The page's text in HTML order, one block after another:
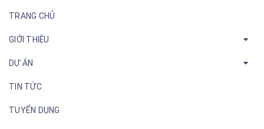
TRANG CHỦ
GIỚI THIỆU
DỰ ÁN
TIN TỨC
TUYỂN DỤNG